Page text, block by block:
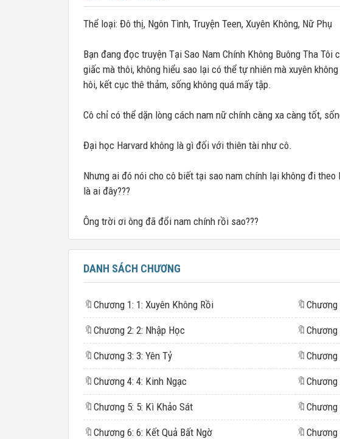
Thể loại: Đô thị, Ngôn Tình, Truyện Teen, Xuyên Không, Nữ Phụ
Bạn đang đọc truyện Tại Sao Nam Chính Không Buông Tha
giấc mà thôi, không hiểu sao lại có thể tự nhiên mà xuyên
hôi, kết cục thê thảm, sống không quá mấy tập.
Cô chỉ có thể dặn lòng cách nam nữ chính càng xa càng tốt,
Đại học Harvard không là gì đối với thiên tài như cô.
Nhưng ai đó nói cho cô biết tại sao nam chính lại không đi
là ai đây???
Ông trời ơi ông đã đổi nam chính rồi sao???
DANH SÁCH CHƯƠNG
🔖 Chương 1: 1: Xuyên Không Rồi
🔖 Chương 2: 2: Nhập Học
🔖 Chương 3: 3: Yên Tỷ
🔖 Chương 4: 4: Kinh Ngạc
🔖 Chương 5: 5: Kì Khảo Sát
🔖 Chương 6: 6: Kết Quả Bất Ngờ
🔖 Chương
🔖 Chương
🔖 Chương
🔖 Chương
🔖 Chương
🔖 Chương